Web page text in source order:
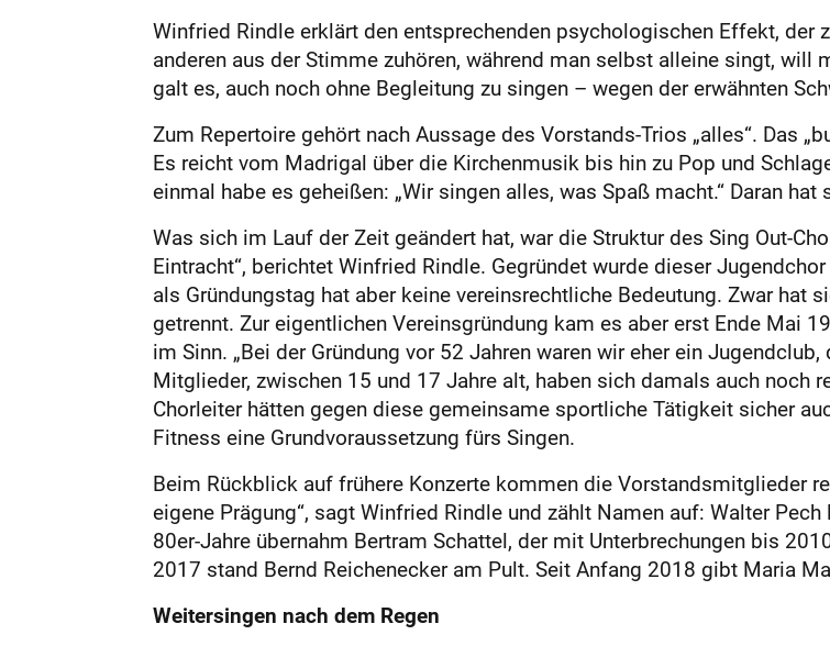
Winfried Rindle erklärt den entsprechenden psychologischen Effekt, der
anderen aus der Stimme zuhören, während man selbst alleine singt, will
galt es, auch noch ohne Begleitung zu singen – wegen der erwähnten
Zum Repertoire gehört nach Aussage des Vorstands-Trios „alles“. Das
Es reicht vom Madrigal über die Kirchenmusik bis hin zu Pop und
einmal habe es geheißen: „Wir singen alles, was Spaß macht.“ Daran
Was sich im Lauf der Zeit geändert hat, war die Struktur des Sing Out-
Eintracht“, berichtet Winfried Rindle. Gegründet wurde dieser
als Gründungstag hat aber keine vereinsrechtliche Bedeutung. Zwar hat
getrennt. Zur eigentlichen Vereinsgründung kam es aber erst Ende Mai
im Sinn. „Bei der Gründung vor 52 Jahren waren wir eher ein
Mitglieder, zwischen 15 und 17 Jahre alt, haben sich damals auch noch
Chorleiter hätten gegen diese gemeinsame sportliche Tätigkeit sicher
Fitness eine Grundvoraussetzung fürs Singen.
Beim Rückblick auf frühere Konzerte kommen die Vorstandsmitglieder
eigene Prägung“, sagt Winfried Rindle und zählt Namen auf: Walter
80er-Jahre übernahm Bertram Schattel, der mit Unterbrechungen bis
2017 stand Bernd Reichenecker am Pult. Seit Anfang 2018 gibt Maria
Weitersingen nach dem Regen